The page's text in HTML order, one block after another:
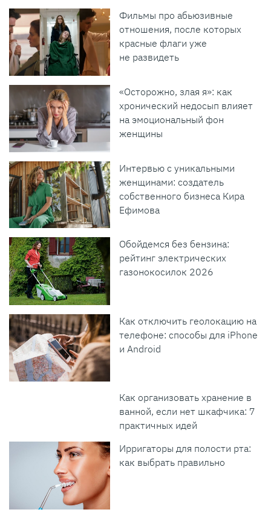
Фильмы про абьюзивные
отношения, после которых
красные флаги уже
не развидеть
«Осторожно, злая я»: как
хронический недосып влияет
на эмоциональный фон
женщины
Интервью с уникальными
женщинами: создатель
собственного бизнеса Кира
Ефимова
Обойдемся без бензина:
рейтинг электрических
газонокосилок 2026
Как отключить геолокацию на
телефоне: способы для iPhone
и Android
Как организовать хранение в
ванной, если нет шкафчика: 7
практичных идей
Ирригаторы для полости рта:
как выбрать правильно